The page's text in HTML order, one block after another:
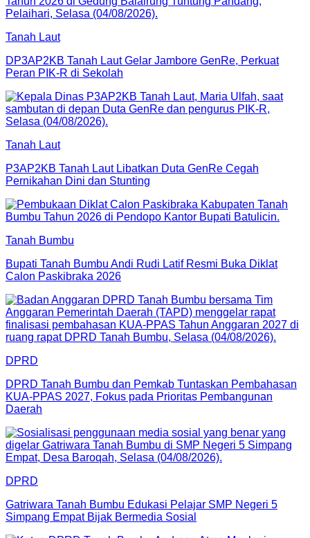
Tanah Laut
DP3AP2KB Tanah Laut Gelar Jambore GenRe, Perkuat
Peran PIK-R di Sekolah
Tanah Laut
P3AP2KB Tanah Laut Libatkan Duta GenRe Cegah
Pernikahan Dini dan Stunting
Tanah Bumbu
Bupati Tanah Bumbu Andi Rudi Latif Resmi Buka Diklat
Calon Paskibraka 2026
DPRD
DPRD Tanah Bumbu dan Pemkab Tuntaskan Pembahasan
KUA-PPAS 2027, Fokus pada Prioritas Pembangunan
Daerah
DPRD
Gatriwara Tanah Bumbu Edukasi Pelajar SMP Negeri 5
Simpang Empat Bijak Bermedia Sosial